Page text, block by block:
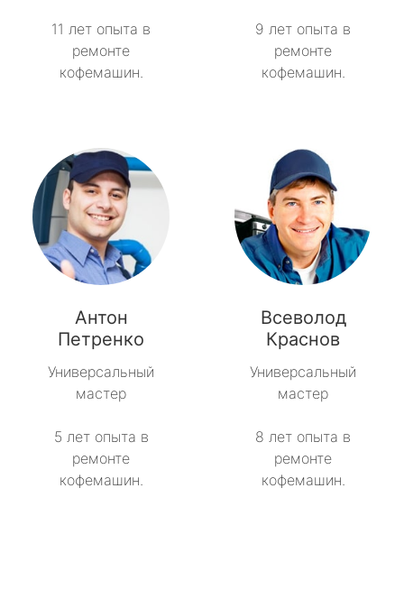
11 лет опыта в
ремонте
кофемашин.
9 лет опыта в
ремонте
кофемашин.
Антон
Петренко
Универсальный
мастер
5 лет опыта в
ремонте
кофемашин.
Всеволод
Краснов
Универсальный
мастер
8 лет опыта в
ремонте
кофемашин.